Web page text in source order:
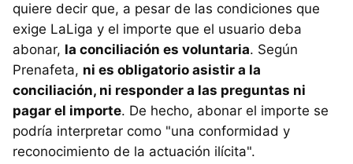
quiere decir que, a pesar de las condiciones que
exige LaLiga y el importe que el usuario deba
abonar, la conciliación es voluntaria. Según
Prenafeta, ni es obligatorio asistir a la
conciliación, ni responder a las preguntas ni
pagar el importe. De hecho, abonar el importe se
podría interpretar como "una conformidad y
reconocimiento de la actuación ilícita".